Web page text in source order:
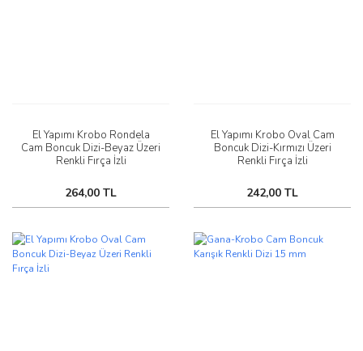
El Yapımı Krobo Rondela
Cam Boncuk Dizi-Beyaz Üzeri
Renkli Fırça İzli
264,00 TL
El Yapımı Krobo Oval Cam
Boncuk Dizi-Kırmızı Üzeri
Renkli Fırça İzli
242,00 TL